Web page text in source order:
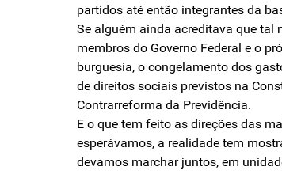
partidos até então integrantes da
Se alguém ainda acreditava que tal
membros do Governo Federal e o
burguesia, o congelamento dos
de direitos sociais previstos na
Contrarreforma da Previdência.
E o que tem feito as direções das
esperávamos, a realidade tem
devamos marchar juntos, em